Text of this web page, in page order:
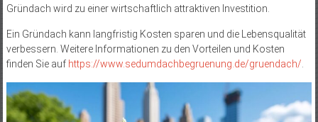
Gründach wird zu einer wirtschaftlich attraktiven Investition.
Ein Gründach kann langfristig Kosten sparen und die Lebensqualität
verbessern. Weitere Informationen zu den Vorteilen und Kosten
finden Sie auf https://www.sedumdachbegruenung.de/gruendach/